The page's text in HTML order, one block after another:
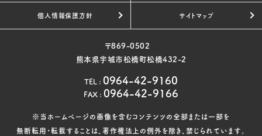
個人情報保護方針 サイトマップ
〒869-0502
熊本県宇城市松橋町松橋432-2
TEL : 0964-42-9160
FAX : 0964-42-9166
※当ホームページの画像を含むコンテンツの全部または一部を
無断転用・転載することは、著作権法上の例外を除き、禁じられています。